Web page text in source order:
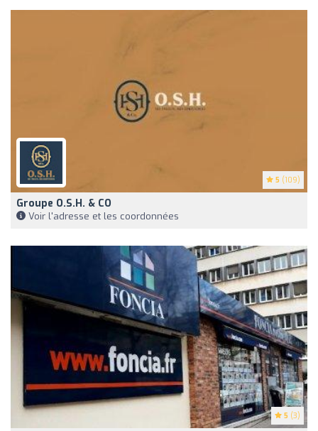
5 (109)
Groupe O.S.H. & CO
Voir l'adresse et les coordonnées
5 (3)